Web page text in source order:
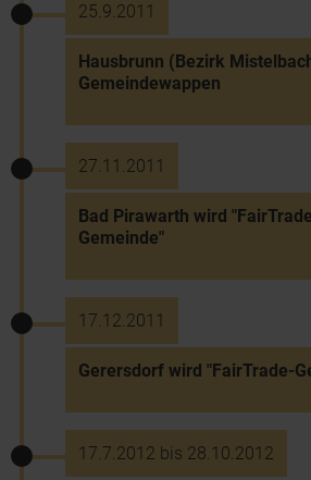
25.9.2011
Hausbrunn (Bezirk
Gemeindewappen
27.11.2011
Bad Pirawarth wird
Gemeinde"
17.12.2011
Gerersdorf wird "FairTrade-
17.7.2012 bis 28.10.2012